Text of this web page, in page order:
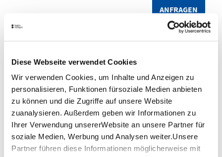
Diese Webseite verwendet Cookies
Wir verwenden Cookies, um Inhalte und Anzeigen zu
personalisieren, Funktionen fürsoziale Medien anbieten
zu können und die Zugriffe auf unsere Website
zuanalysieren. Außerdem geben wir Informationen zu
Ihrer Verwendung unsererWebsite an unsere Partner für
soziale Medien, Werbung und Analysen weiter.Unsere
Partner führen diese Informationen möglicherweise mit
ANFRAGEN
Stuttgart Convention Bureau
RAHMENPROGRAMME &
INCENTIVES
Sie möchten mit Ihren Tagungsteilnehmern,
Mitarbeitern oder Gästegruppen die Region
Stuttgart entdecken? Dann sind Sie bei uns richtig!
Wir helfen Ihnen gerne bei der Zusammenstellung
und Organisation eines individuellen und ganz auf
Ihre Vorstellungen und Vorgaben ausgerichteten